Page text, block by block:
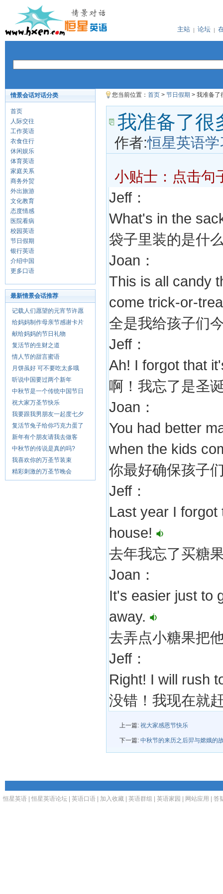
主站 论坛
情景会话对话分类
首页
人际交往
工作英语
衣食住行
休闲娱乐
体育英语
家庭关系
商务外贸
外出旅游
文化教育
态度情感
医院看病
校园英语
节日假期
银行英语
介绍中国
更多口语
最新情景会话推荐
记载人们愿望的元宵节许愿
给妈妈制作母亲节感谢卡片
献给妈妈的节日礼物
复活节的生财之道
情人节的甜言蜜语
月饼虽好 可不要吃太多哦
听说中国要过两个新年
中秋节是一个传统中国节日
祝大家万圣节快乐
我要跟我男朋友一起度七夕
复活节兔子给你巧克力蛋了
新年有个朋友请我去做客
中秋节的传说是真的吗?
我喜欢你的万圣节装束
精彩刺激的万圣节晚会
您当前位置： 首页 > 节日假期 > 我准备了
我准备了很
作者:恒星英语学
小贴士：点击句
Jeff：
What's in the
袋子里装的是什
Joan：
This is all candy
come trick-or-
全是我给孩子们
Jeff：
Ah! I forgot that
啊！我忘了是圣
Joan：
You had better
when the kids
你最好确保孩子
Jeff：
Last year I
house!
去年我忘了买糖
Joan：
It's easier just to
away.
去弄点小糖果把
Jeff：
Right! I will rush
没错！我现在就
上一篇: 祝大家感恩节快乐
下一篇: 中秋节的来历之后羿与嫦娥的
恒星英语 恒星英语论坛 英语口语 加入收藏 英语群组 英语家园 网站应用 答